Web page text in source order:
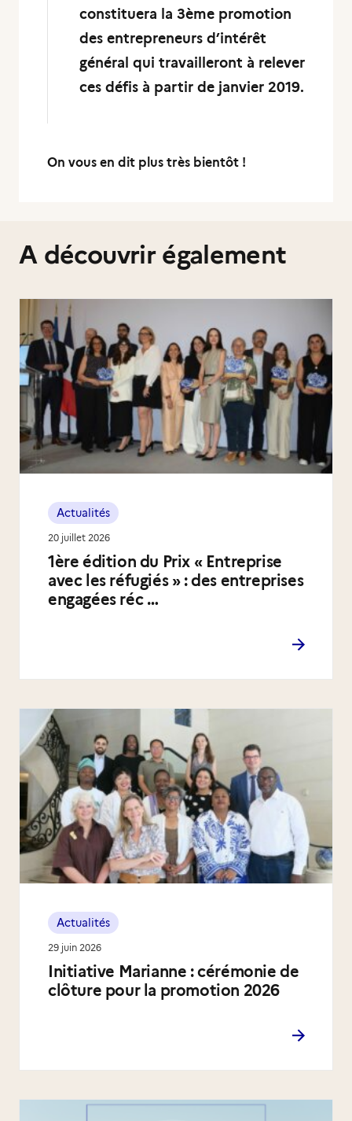
constituera la 3ème promotion
des entrepreneurs d’intérêt
général qui travailleront à relever
ces défis à partir de janvier 2019.
On vous en dit plus très bientôt !
A découvrir également
1ère édition du Prix « Entreprise
avec les réfugiés » : des entreprises
engagées réc …
Actualités
20 juillet 2026
Initiative Marianne : cérémonie de
clôture pour la promotion 2026
Actualités
29 juin 2026